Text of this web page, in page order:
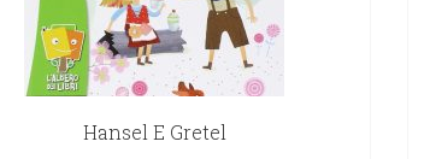
Hansel E Gretel